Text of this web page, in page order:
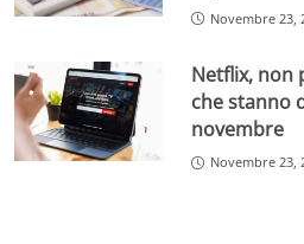
L’importo di 735 euro è quindi
complessivo del pensionato
soglie fissate annualmente
vengono aggiornati
variazioni del costo della vita e
Novembre 23,
Netflix, non
che stanno
novembre
Novembre 23,